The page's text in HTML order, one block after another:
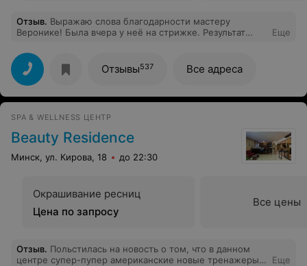
Отзыв. Выражаю слова благодарности мастеру
Веронике! Была вчера у неё на стрижке. Результат
своей прической! Мастер идеально подобрала
стрижку с учётом типа и структуры волос. Даже
наутро волосы выглядят как только что из салона!
Спасибо Вам большое, Вероника! Спасибо салону
«Керастаз» за то, что у Вас работаю такие
Еще
Отзывы537 Все адреса
SPA & WELLNESS ЦЕНТР
Beauty Residence
Минск, ул. Кирова, 18 до 22:30
Окрашивание ресниц
Цена по запросу
Все цены
Отзыв. Польстилась на новость о том, что в данном
центре супер-пупер американские новые тренажеры,
Еще